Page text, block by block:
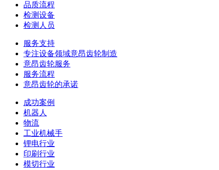
品质流程
检测设备
检测人员
服务支持
专注设备领域意昂齿轮制造
意昂齿轮服务
服务流程
意昂齿轮的承诺
成功案例
机器人
物流
工业机械手
锂电行业
印刷行业
模切行业